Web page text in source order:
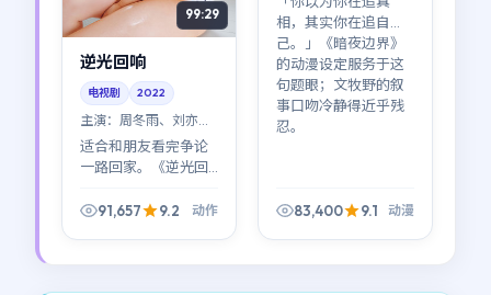
99:29
逆光回响
电视剧 2022
主演： 周冬雨、刘亦菲
等
适合和朋友看完争论
一路回家。《逆光回
区：谁对谁错不重
91,657 9.2 动作
相，其实你在追自
己。」《暗夜边界》
的动漫设定服务于这
句题眼；文牧野的叙
事口吻冷静得近乎残
忍。
83,400 9.1 动漫